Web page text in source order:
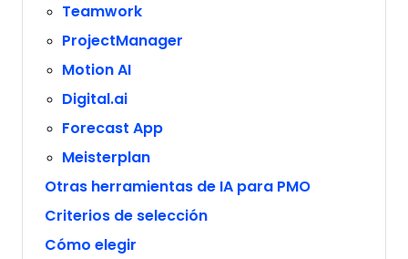
Teamwork
ProjectManager
Motion AI
Digital.ai
Forecast App
Meisterplan
Otras herramientas de IA para PMO
Criterios de selección
Cómo elegir